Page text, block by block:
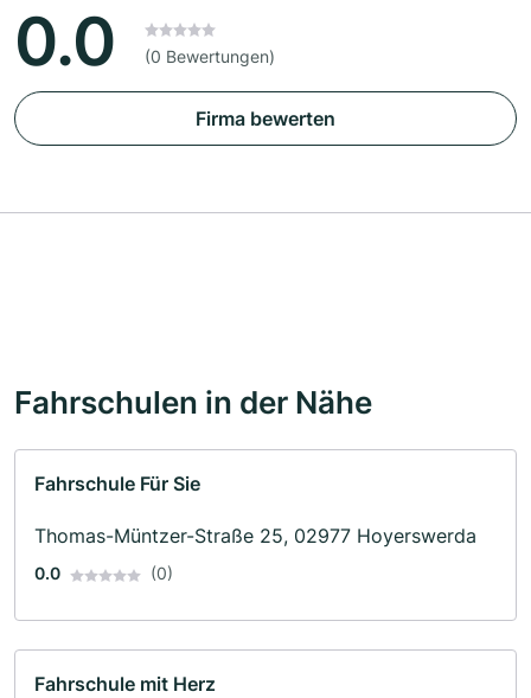
0.0 (0 Bewertungen)
Firma bewerten
Fahrschulen in der Nähe
Fahrschule Für Sie
Thomas-Müntzer-Straße 25, 02977 Hoyerswerda
0.0 (0)
Fahrschule mit Herz